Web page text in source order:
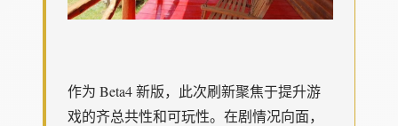
作为 Beta4 新版，此次刷新聚焦于提升游
戏的齐总共性和可玩性。在剧情况向面，